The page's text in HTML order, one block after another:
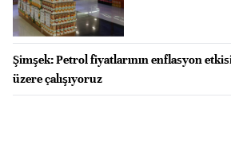
Şimşek: Petrol fiyatlarının enflasyon
üzere çalışıyoruz